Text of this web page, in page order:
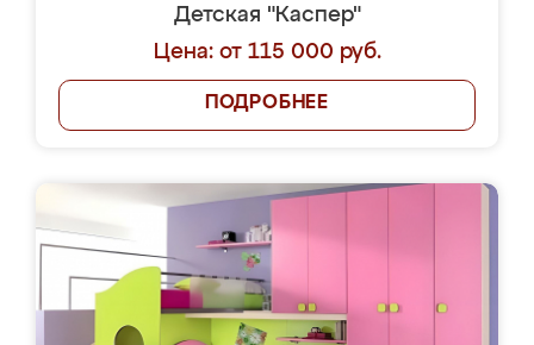
Детская "Каспер"
Цена: от 115 000 руб.
ПОДРОБНЕЕ